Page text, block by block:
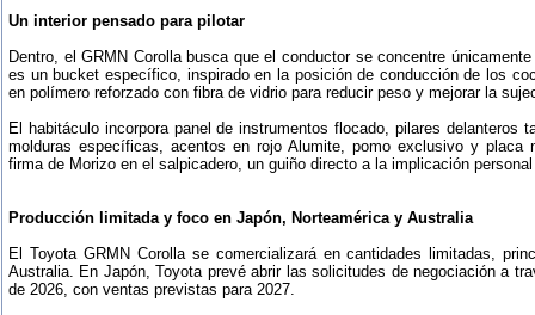
Un interior pensado para pilotar
Dentro, el GRMN Corolla busca que el conductor se concentre
es un bucket específico, inspirado en la posición de conducción de los
en polímero reforzado con fibra de vidrio para reducir peso y mejorar la
El habitáculo incorpora panel de instrumentos flocado, pilares delanteros
molduras específicas, acentos en rojo Alumite, pomo exclusivo y placa
firma de Morizo en el salpicadero, un guiño directo a la implicación
Producción limitada y foco en Japón, Norteamérica y Australia
El Toyota GRMN Corolla se comercializará en cantidades limitadas,
Australia. En Japón, Toyota prevé abrir las solicitudes de negociación a
de 2026, con ventas previstas para 2027.